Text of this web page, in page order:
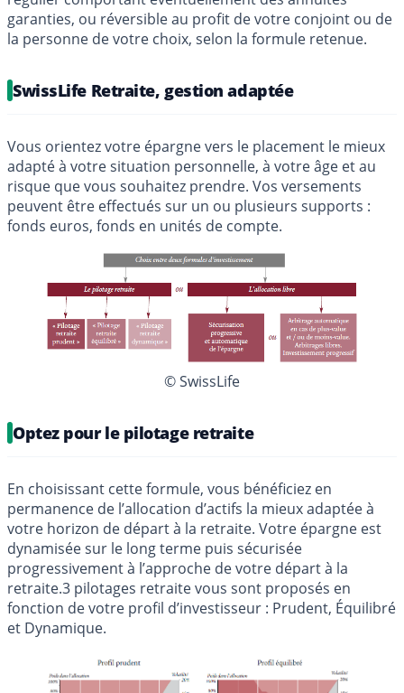
garanties, ou réversible au profit de votre conjoint ou de
la personne de votre choix, selon la formule retenue.
SwissLife Retraite, gestion adaptée
Vous orientez votre épargne vers le placement le mieux
adapté à votre situation personnelle, à votre âge et au
risque que vous souhaitez prendre. Vos versements
peuvent être effectués sur un ou plusieurs supports :
fonds euros, fonds en unités de compte.
© SwissLife
Optez pour le pilotage retraite
En choisissant cette formule, vous bénéficiez en
permanence de l’allocation d’actifs la mieux adaptée à
votre horizon de départ à la retraite. Votre épargne est
dynamisée sur le long terme puis sécurisée
progressivement à l’approche de votre départ à la
retraite.3 pilotages retraite vous sont proposés en
fonction de votre profil d’investisseur : Prudent, Équilibré
et Dynamique.